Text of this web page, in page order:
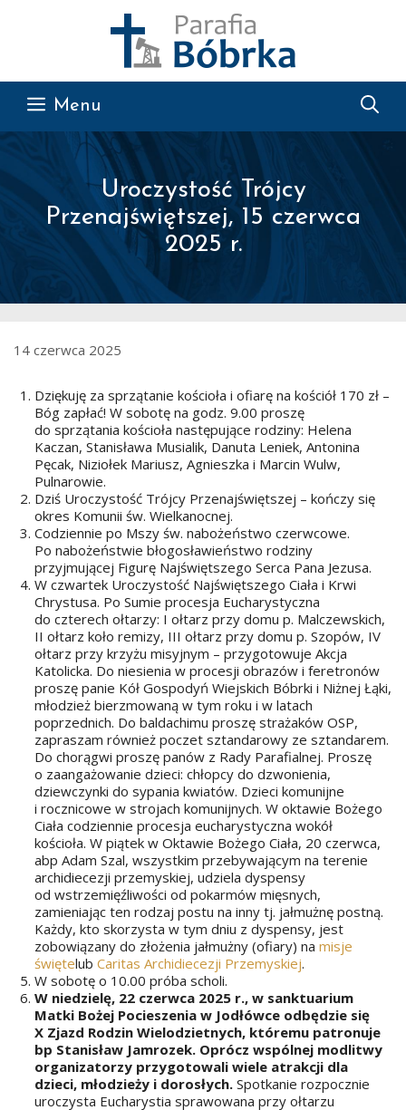
Menu
Uroczystość Trójcy
Przenajświętszej, 15 czerwca
2025 r.
14 czerwca 2025
Dziękuję za sprzątanie kościoła i ofiarę na kościół 170 zł –
Bóg zapłać! W sobotę na godz. 9.00 proszę
do sprzątania kościoła następujące rodziny: Helena
Kaczan, Stanisława Musialik, Danuta Leniek, Antonina
Pęcak, Niziołek Mariusz, Agnieszka i Marcin Wulw,
Pulnarowie.
Dziś Uroczystość Trójcy Przenajświętszej – kończy się
okres Komunii św. Wielkanocnej.
Codziennie po Mszy św. nabożeństwo czerwcowe.
Po nabożeństwie błogosławieństwo rodziny
przyjmującej Figurę Najświętszego Serca Pana Jezusa.
W czwartek Uroczystość Najświętszego Ciała i Krwi
Chrystusa. Po Sumie procesja Eucharystyczna
do czterech ołtarzy: I ołtarz przy domu p. Malczewskich,
II ołtarz koło remizy, III ołtarz przy domu p. Szopów, IV
ołtarz przy krzyżu misyjnym – przygotowuje Akcja
Katolicka. Do niesienia w procesji obrazów i feretronów
proszę panie Kół Gospodyń Wiejskich Bóbrki i Niżnej Łąki,
młodzież bierzmowaną w tym roku i w latach
poprzednich. Do baldachimu proszę strażaków OSP,
zapraszam również poczet sztandarowy ze sztandarem.
Do chorągwi proszę panów z Rady Parafialnej. Proszę
o zaangażowanie dzieci: chłopcy do dzwonienia,
dziewczynki do sypania kwiatów. Dzieci komunijne
i rocznicowe w strojach komunijnych. W oktawie Bożego
Ciała codziennie procesja eucharystyczna wokół
kościoła. W piątek w Oktawie Bożego Ciała, 20 czerwca,
abp Adam Szal, wszystkim przebywającym na terenie
archidiecezji przemyskiej, udziela dyspensy
od wstrzemięźliwości od pokarmów mięsnych,
zamieniając ten rodzaj postu na inny tj. jałmużnę postną.
Każdy, kto skorzysta w tym dniu z dyspensy, jest
zobowiązany do złożenia jałmużny (ofiary) na misje
świętelub Caritas Archidiecezji Przemyskiej.
W sobotę o 10.00 próba scholi.
W niedzielę, 22 czerwca 2025 r., w sanktuarium
Matki Bożej Pocieszenia w Jodłówce odbędzie się
X Zjazd Rodzin Wielodzietnych, któremu patronuje
bp Stanisław Jamrozek. Oprócz wspólnej modlitwy
organizatorzy przygotowali wiele atrakcji dla
dzieci, młodzieży i dorosłych. Spotkanie rozpocznie
uroczysta Eucharystia sprawowana przy ołtarzu